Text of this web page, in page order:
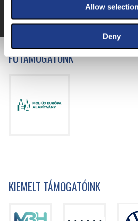
Allow
Deny
A JEGYVÁSÁRLÁSI
FŐTÁMOGATÓNK
KIEMELT TÁMOGATÓINK